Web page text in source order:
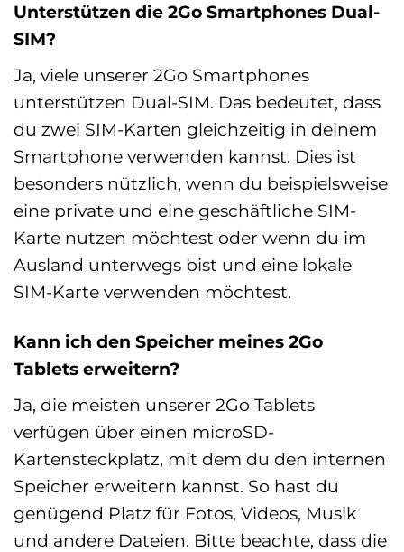
Unterstützen die 2Go Smartphones Dual-
SIM?
Ja, viele unserer 2Go Smartphones
unterstützen Dual-SIM. Das bedeutet, dass
du zwei SIM-Karten gleichzeitig in deinem
Smartphone verwenden kannst. Dies ist
besonders nützlich, wenn du beispielsweise
eine private und eine geschäftliche SIM-
Karte nutzen möchtest oder wenn du im
Ausland unterwegs bist und eine lokale
SIM-Karte verwenden möchtest.
Kann ich den Speicher meines 2Go
Tablets erweitern?
Ja, die meisten unserer 2Go Tablets
verfügen über einen microSD-
Kartensteckplatz, mit dem du den internen
Speicher erweitern kannst. So hast du
genügend Platz für Fotos, Videos, Musik
und andere Dateien. Bitte beachte, dass die